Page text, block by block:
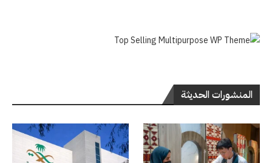
المنشورات الحديثة